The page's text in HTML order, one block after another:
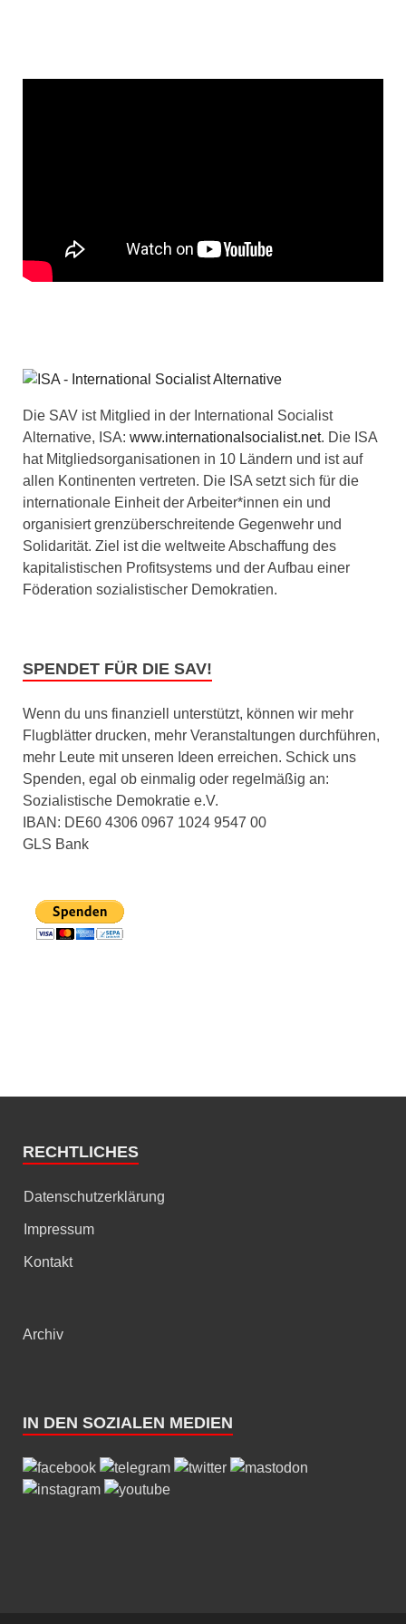
Die SAV ist Mitglied in der International Socialist
Alternative, ISA: www.internationalsocialist.net. Die ISA
hat Mitgliedsorganisationen in 10 Ländern und ist auf
allen Kontinenten vertreten. Die ISA setzt sich für die
internationale Einheit der Arbeiter*innen ein und
organisiert grenzüberschreitende Gegenwehr und
Solidarität. Ziel ist die weltweite Abschaffung des
kapitalistischen Profitsystems und der Aufbau einer
Föderation sozialistischer Demokratien.
SPENDET FÜR DIE SAV!
Wenn du uns finanziell unterstützt, können wir mehr
Flugblätter drucken, mehr Veranstaltungen durchführen,
mehr Leute mit unseren Ideen erreichen. Schick uns
Spenden, egal ob einmalig oder regelmäßig an:
Sozialistische Demokratie e.V.
IBAN: DE60 4306 0967 1024 9547 00
GLS Bank
RECHTLICHES
Datenschutzerklärung
Impressum
Kontakt
Archiv
IN DEN SOZIALEN MEDIEN